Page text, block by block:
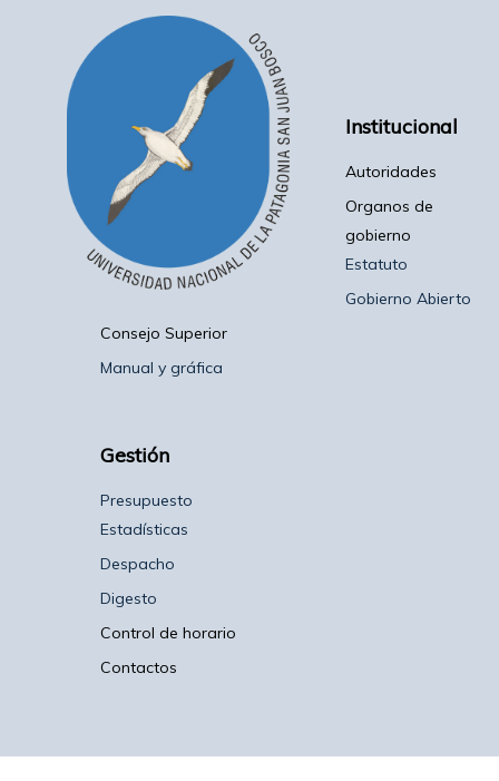
Institucional
Autoridades
Organos de
gobierno
Estatuto
Gobierno Abierto
Consejo Superior
Manual y gráfica
Gestión
Presupuesto
Estadísticas
Despacho
Digesto
Control de horario
Contactos